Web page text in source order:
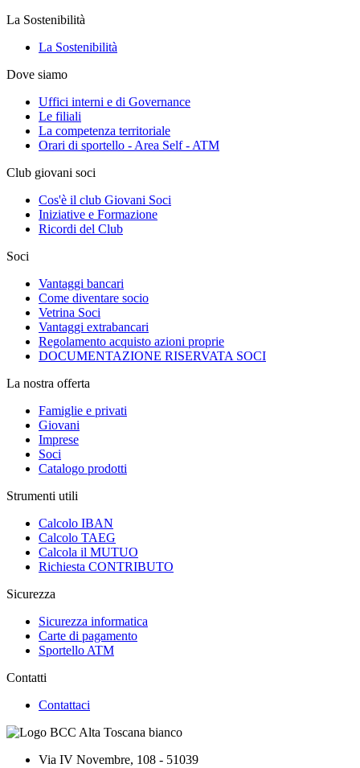
La Sostenibilità
La Sostenibilità
Dove siamo
Uffici interni e di Governance
Le filiali
La competenza territoriale
Orari di sportello - Area Self - ATM
Club giovani soci
Cos'è il club Giovani Soci
Iniziative e Formazione
Ricordi del Club
Soci
Vantaggi bancari
Come diventare socio
Vetrina Soci
Vantaggi extrabancari
Regolamento acquisto azioni proprie
DOCUMENTAZIONE RISERVATA SOCI
La nostra offerta
Famiglie e privati
Giovani
Imprese
Soci
Catalogo prodotti
Strumenti utili
Calcolo IBAN
Calcolo TAEG
Calcola il MUTUO
Richiesta CONTRIBUTO
Sicurezza
Sicurezza informatica
Carte di pagamento
Sportello ATM
Contatti
Contattaci
Via IV Novembre, 108 - 51039